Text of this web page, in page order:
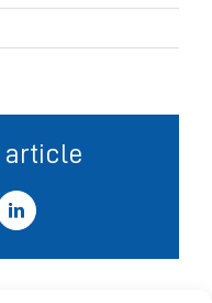
article
LinkedIn